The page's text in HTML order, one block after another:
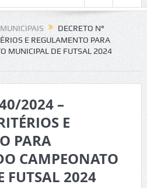
DECRETO N°
E REGULAMENTO PARA
MUNICIPAL DE FUTSAL 2024
2024 –
E
PARA
CAMPEONATO
FUTSAL 2024